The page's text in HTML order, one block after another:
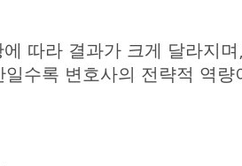
따라 결과가 크게 달라지
일수록 변호사의 전략적 역량